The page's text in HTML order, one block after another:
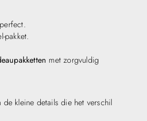
pakket.
met zorgvuldig
kleine details die het verschil